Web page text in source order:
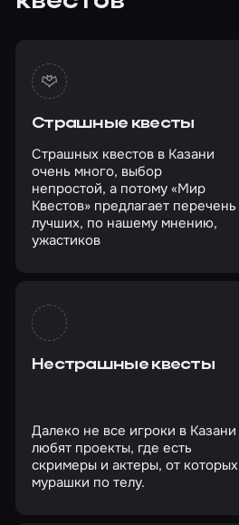
Страшные квесты
Страшных квестов в Казани
очень много, выбор
непростой, а потому «Мир
Квестов» предлагает перечень
лучших, по нашему мнению,
ужастиков
Нестрашные квесты
Далеко не все игроки в Казани
любят проекты, где есть
скримеры и актеры, от которых
мурашки по телу.